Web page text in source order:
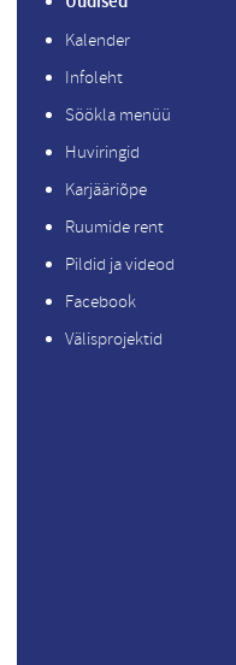
Kalender
Infoleht
Söökla menüü
Huviringid
Karjääriõpe
Ruumide rent
Pildid ja videod
Facebook
Välisprojektid